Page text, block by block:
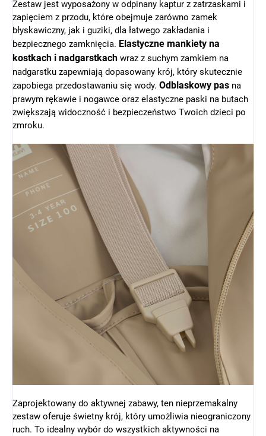
Zestaw jest wyposażony w odpinany kaptur z zatrzaskami i
zapięciem z przodu, które obejmuje zarówno zamek
błyskawiczny, jak i guziki, dla łatwego zakładania i
bezpiecznego zamknięcia. Elastyczne mankiety na
kostkach i nadgarstkach wraz z suchym zamkiem na
nadgarstku zapewniają dopasowany krój, który skutecznie
zapobiega przedostawaniu się wody. Odblaskowy pas na
prawym rękawie i nogawce oraz elastyczne paski na butach
zwiększają widoczność i bezpieczeństwo Twoich dzieci po
zmroku.
Zaprojektowany do aktywnej zabawy, ten nieprzemakalny
zestaw oferuje świetny krój, który umożliwia nieograniczony
ruch. To idealny wybór do wszystkich aktywności na